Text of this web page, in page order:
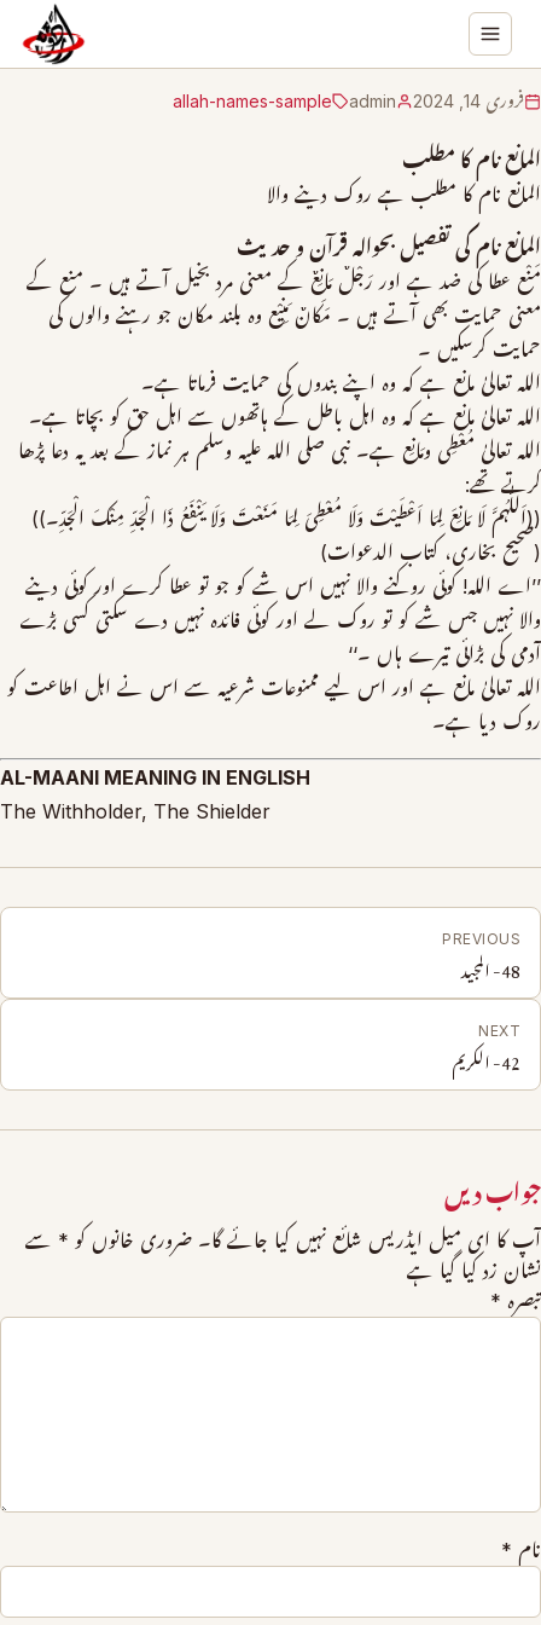
فروری 14, 2024 admin
allah-names-sample
المانع نام کا مطلب
المانع نام کا مطلب ہے روک دینے والا
المانع نام کی تفصیل بحوالہ قرآن و حدیث
مَنْع عطا کی ضد ہے اور رَجْلٌ مَانِعٌ کے معنی مرد بخیل آتے ہیں ۔ منع کے
معنی حمایت بھی آتے ہیں ۔ مَکَانٌ مَنِیْع وہ بلند مکان جو رہنے والوں کی
حمایت کرسکیں ۔
اللہ تعالیٰ مانع ہے کہ وہ اپنے بندوں کی حمایت فرماتا ہے۔
اللہ تعالیٰ مانع ہے کہ وہ اہل باطل کے ہاتھوں سے اہل حق کو بچاتا ہے۔
اللہ تعالیٰ مُعْطِی ومَانِع ہے۔ نبی صلی اللہ علیہ وسلم ہر نماز کے بعد یہ دعا پڑھا
کرتے تھے:
((اَللّٰہُمَّ لَا مَانِعَ لِمَا اَعْطَیْتَ وَلَا مُعْطِیَ لِمَا مَنَعْتَ وَلَا یَنْفَعُ ذَا الْجَدِّ مِنْکَ الْجَدِّ۔))
(صحیح بخاری، کتاب الدعوات)
’’اے اللہ! کوئی روکنے والا نہیں اس شے کو جو تو عطا کرے اور کوئی دینے
والا نہیں جس شے کو تو روک لے اور کوئی فائدہ نہیں دے سکتی کسی بڑے
آدمی کی بڑائی تیرے ہاں ۔‘‘
اللہ تعالیٰ مانع ہے اور اس لیے ممنوعات شرعیہ سے اس نے اہل اطاعت کو
روک دیا ہے۔
AL-MAANI MEANING IN ENGLISH
The Withholder, The Shielder
PREVIOUS
48- المجید
NEXT
42- الکریم
جواب دیں
آپ کا ای میل ایڈریس شائع نہیں کیا جائے گا۔ ضروری خانوں کو * سے
نشان زد کیا گیا ہے
تبصرہ *
نام *